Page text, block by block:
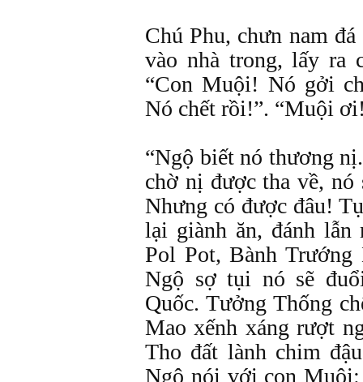
Chú Phu, chưn nam
vào nhà trong, lấy ra
“Con Muội! Nó gởi
Nó chết rồi!”. “Muội
“Ngộ biết nó thương
chờ nị được tha về,
Nhưng có được đâu!
lại giành ăn, đánh lẫn
Pol Pot, Bành
Ngộ sợ tụi nó sẽ
Quốc. Tưởng Thống
Mao xếnh xáng rượt
Tho đất lành chim
Ngộ nói với con